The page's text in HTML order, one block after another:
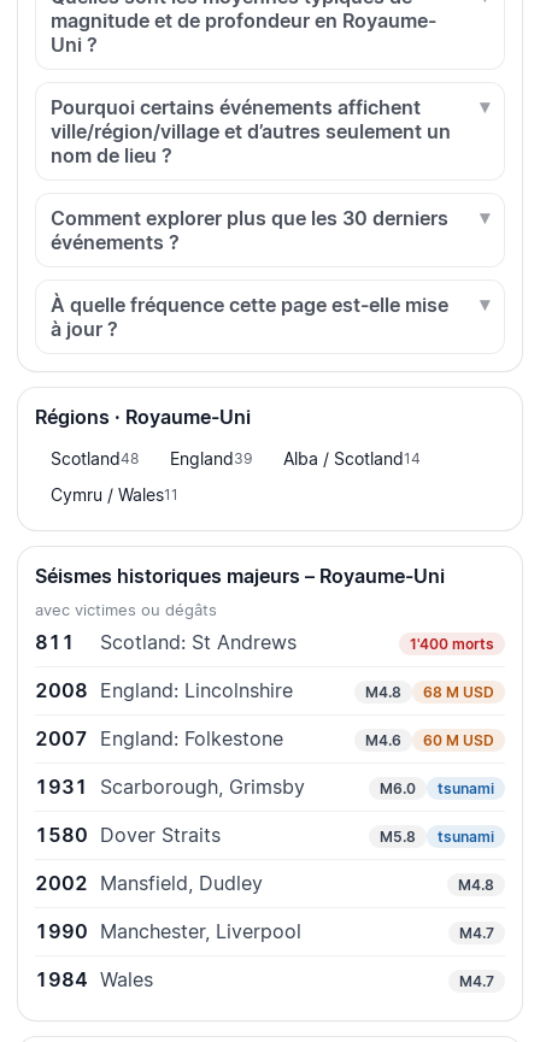
magnitude et de profondeur en Royaume-
Uni ?
Pourquoi certains événements affichent
ville/région/village et d’autres seulement un
nom de lieu ?
Comment explorer plus que les 30 derniers
événements ?
À quelle fréquence cette page est-elle mise
à jour ?
Régions · Royaume-Uni
Scotland48 England39 Alba / Scotland14
Cymru / Wales11
Séismes historiques majeurs – Royaume-Uni
avec victimes ou dégâts
811 Scotland: St Andrews 1'400 morts
2008 England: Lincolnshire M4.8 68 M USD
2007 England: Folkestone M4.6 60 M USD
1931 Scarborough, Grimsby M6.0 tsunami
1580 Dover Straits M5.8 tsunami
2002 Mansfield, Dudley M4.8
1990 Manchester, Liverpool M4.7
1984 Wales M4.7